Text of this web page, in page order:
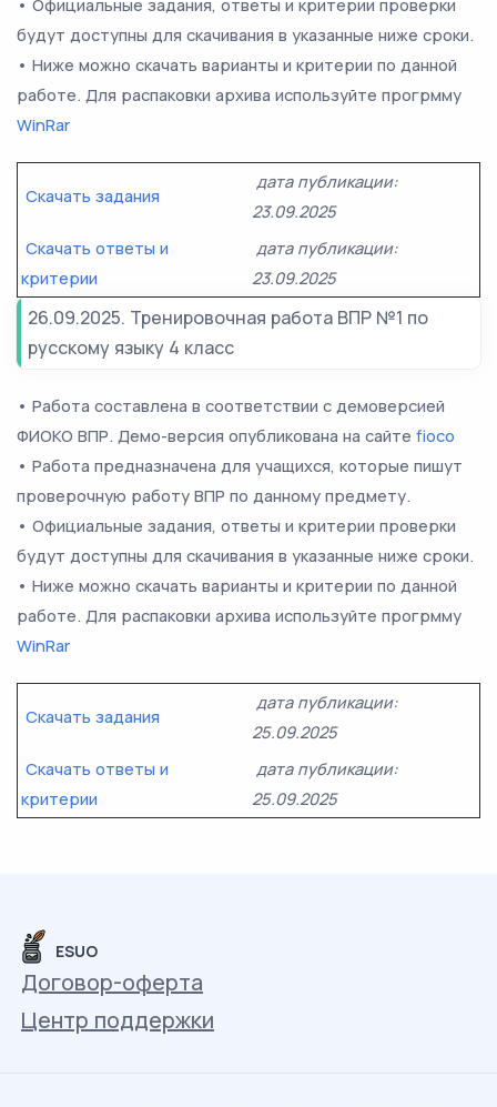
• Официальные задания, ответы и критерии проверки
будут доступны для скачивания в указанные ниже сроки.
• Ниже можно скачать варианты и критерии по данной
работе. Для распаковки архива используйте прогрмму
WinRar
Скачать задания
дата публикации:
23.09.2025
Скачать ответы и
критерии
дата публикации:
23.09.2025
26.09.2025. Тренировочная работа ВПР №1 по
русскому языку 4 класс
• Работа составлена в соответствии с демоверсией
ФИОКО ВПР. Демо-версия опубликована на сайте fioco
• Работа предназначена для учащихся, которые пишут
проверочную работу ВПР по данному предмету.
• Официальные задания, ответы и критерии проверки
будут доступны для скачивания в указанные ниже сроки.
• Ниже можно скачать варианты и критерии по данной
работе. Для распаковки архива используйте прогрмму
WinRar
Скачать задания
дата публикации:
25.09.2025
Скачать ответы и
критерии
дата публикации:
25.09.2025
ESUO
Договор-оферта
Центр поддержки